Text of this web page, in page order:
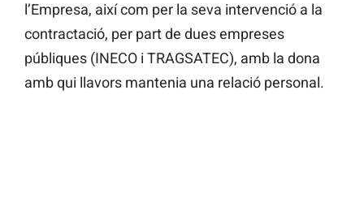
l’Empresa, així com per la seva intervenció a la
contractació, per part de dues empreses
públiques (INECO i TRAGSATEC), amb la dona
amb qui llavors mantenia una relació personal.